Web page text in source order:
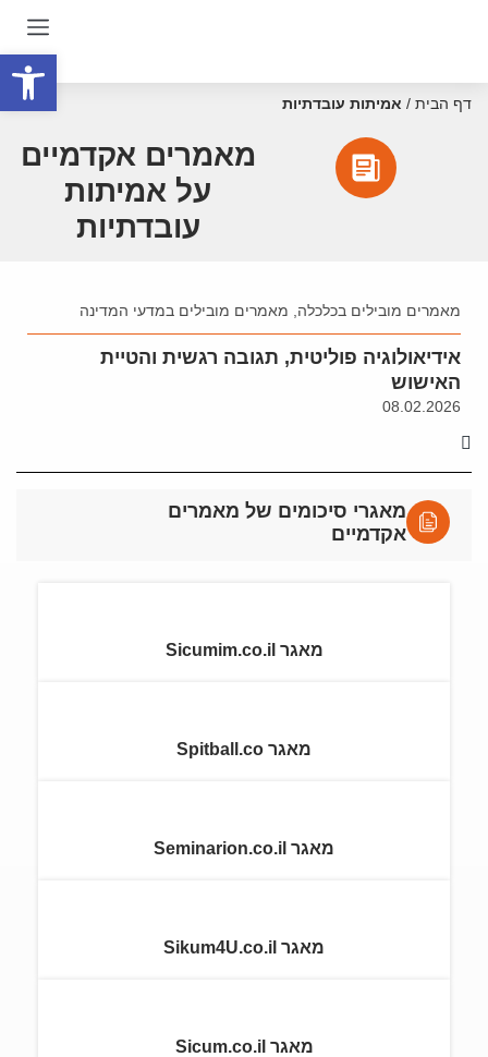
דף הבית / אמיתות עובדתיות
מאמרים אקדמיים
על אמיתות
עובדתיות
מאמרים מובילים בכלכלה מאמרים מובילים במדעי המדינה
אידיאולוגיה פוליטית, תגובה רגשית והטיית
האישוש
08.02.2026
מאגרי סיכומים של מאמרים
אקדמיים
מאגר Sicumim.co.il
מאגר Spitball.co
מאגר Seminarion.co.il
מאגר Sikum4U.co.il
מאגר Sicum.co.il
פתח